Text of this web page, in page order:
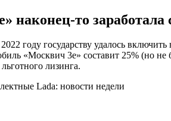
наконец-то заработала
году государству удалось
«Москвич 3е» составит 25% (но
лизинга.